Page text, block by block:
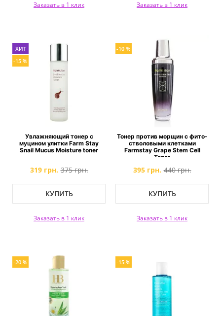
Заказать в 1 клик Заказать в 1 клик
ХИТ
-15 %
Увлажняющий тонер с
муцином улитки Farm Stay
Snail Mucus Moisture toner
319 грн. 375 грн.
КУПИТЬ
Заказать в 1 клик
-10 %
Тонер против морщин с фито-
стволовыми клетками
Farmstay Grape Stem Cell
Toner
395 грн. 440 грн.
КУПИТЬ
Заказать в 1 клик
-20 % -15 %